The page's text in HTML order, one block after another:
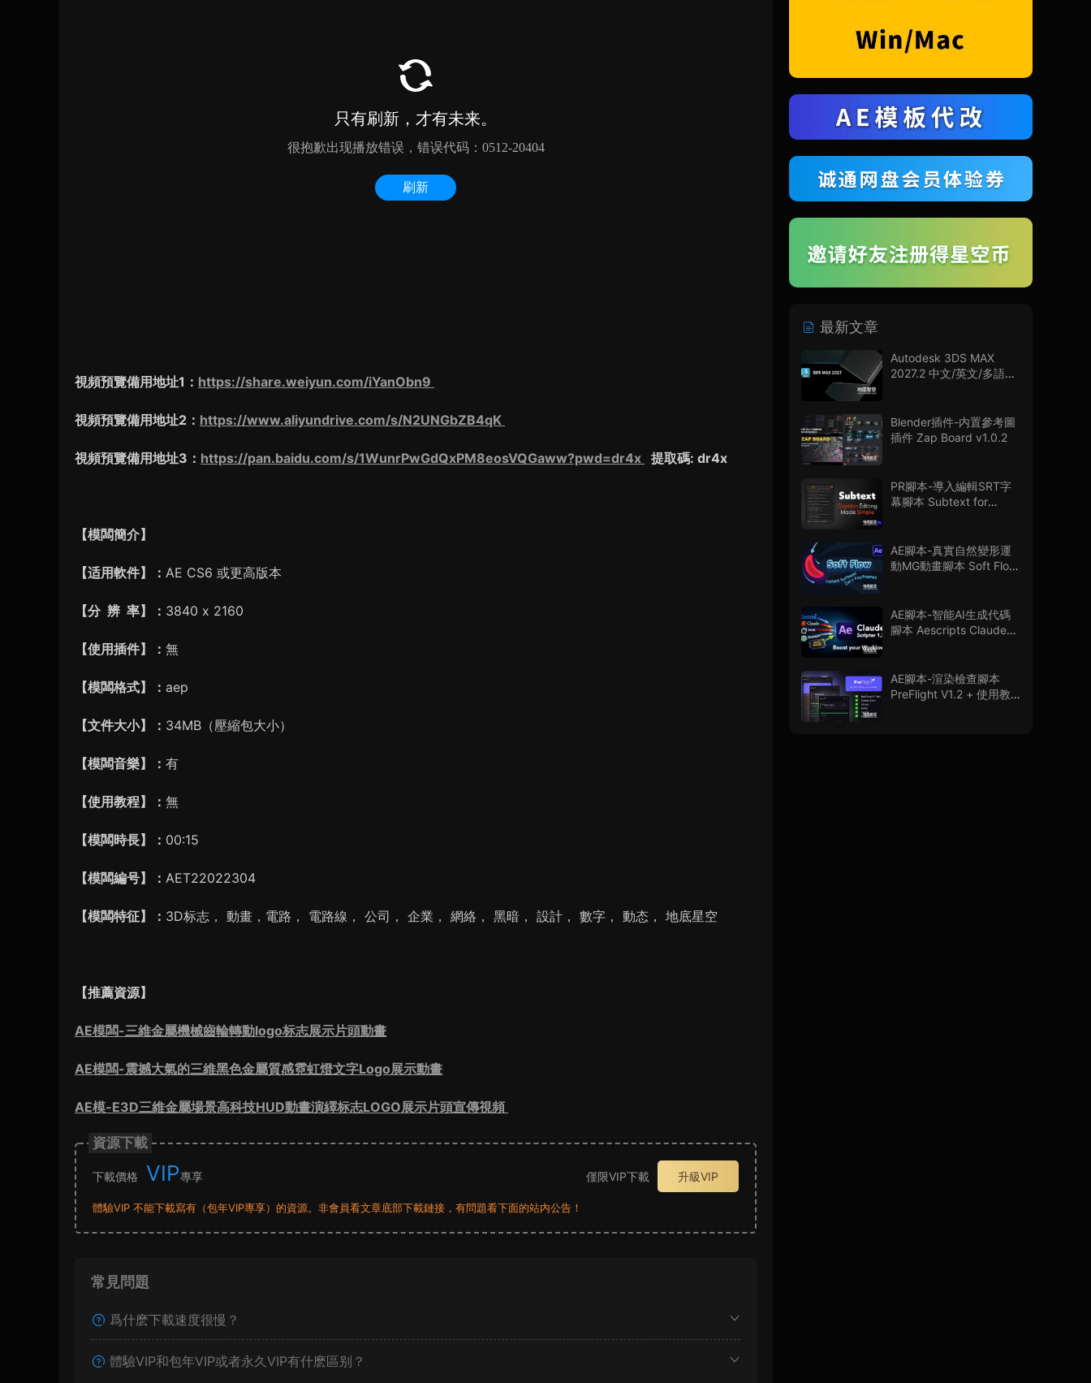
視頻預覽備用地址1： https://share.weiyun.com/iYanObn9
視頻預覽備用地址2： https://www.aliyundrive.com/s/N2UNGbZB4qK
視頻預覽備用地址3： https://pan.baidu.com/s/1WunrPwGdQxPM8eosVQGaww?pwd=dr4x 提取碼: dr4x
【模闆簡介】
【适用軟件】： AE CS6 或更高版本
【分 辨 率】： 3840 x 2160
【使用插件】： 無
【模闆格式】： aep
【文件大小】： 34MB（壓縮包大小）
【模闆音樂】： 有
【使用教程】： 無
【模闆時長】： 00:15
【模闆編号】： AET22022304
【模闆特征】： 3D标志， 動畫，電路， 電路線， 公司， 企業， 網絡， 黑暗， 設計， 數字， 動态， 地底星空
【推薦資源】
AE模闆-三維金屬機械齒輪轉動logo标志展示片頭動畫
AE模闆-震撼大氣的三維黑色金屬質感霓虹燈文字Logo展示動畫
AE模-E3D三維金屬場景高科技HUD動畫演繹标志LOGO展示片頭宣傳視頻
資源下載
下載價格 VIP專享 僅限VIP下載 升級VIP
體驗VIP 不能下載寫有（包年VIP專享）的資源。非會員看文章底部下載鏈接，有問題看下面的站内公告！
常見問題
爲什麽下載速度很慢？
體驗VIP和包年VIP或者永久VIP有什麽區别？
最新文章
Autodesk 3DS MAX
2027.2 中文/英文/多語言
Blender插件-内置參考圖
插件 Zap Board v1.0.2
PR腳本-導入編輯SRT字
幕腳本 Subtext for
AE腳本-真實自然變形運
動MG動畫腳本 Soft Flow
AE腳本-智能AI生成代碼
腳本 Aescripts Claude
AE腳本-渲染檢查腳本
PreFlight V1.2 + 使用教